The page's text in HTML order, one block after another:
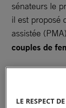
sénateurs le
il est proposé
assistée (PMA)
couples de
fondée sur
LE RESPECT